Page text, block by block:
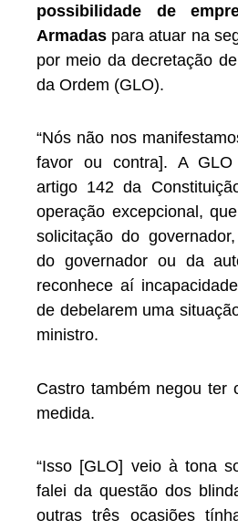
possibilidade de
Armadas para atuar na
por meio da decretação
da Ordem (GLO).
“Nós não nos
favor ou contra]. A
artigo 142 da
operação excepcional,
solicitação do
do governador ou da
reconhece aí
de debelarem uma
ministro.
Castro também negou ter
medida.
“Isso [GLO] veio à tona
falei da questão dos
outras três ocasiões